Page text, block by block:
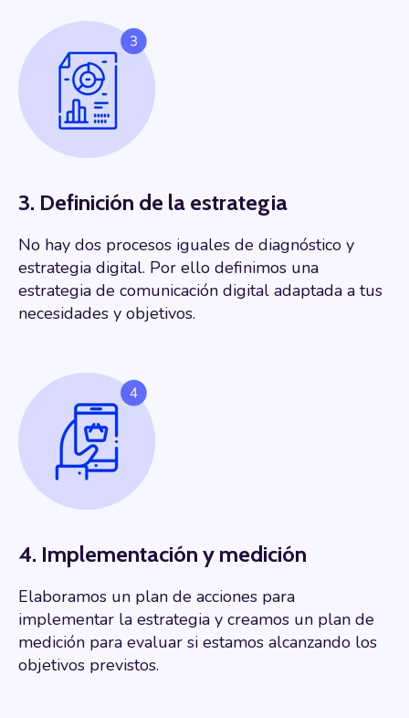
3. Definición de la estrategia
No hay dos procesos iguales de diagnóstico y
estrategia digital. Por ello definimos una
estrategia de comunicación digital adaptada a tus
necesidades y objetivos.
4. Implementación y medición
Elaboramos un plan de acciones para
implementar la estrategia y creamos un plan de
medición para evaluar si estamos alcanzando los
objetivos previstos.